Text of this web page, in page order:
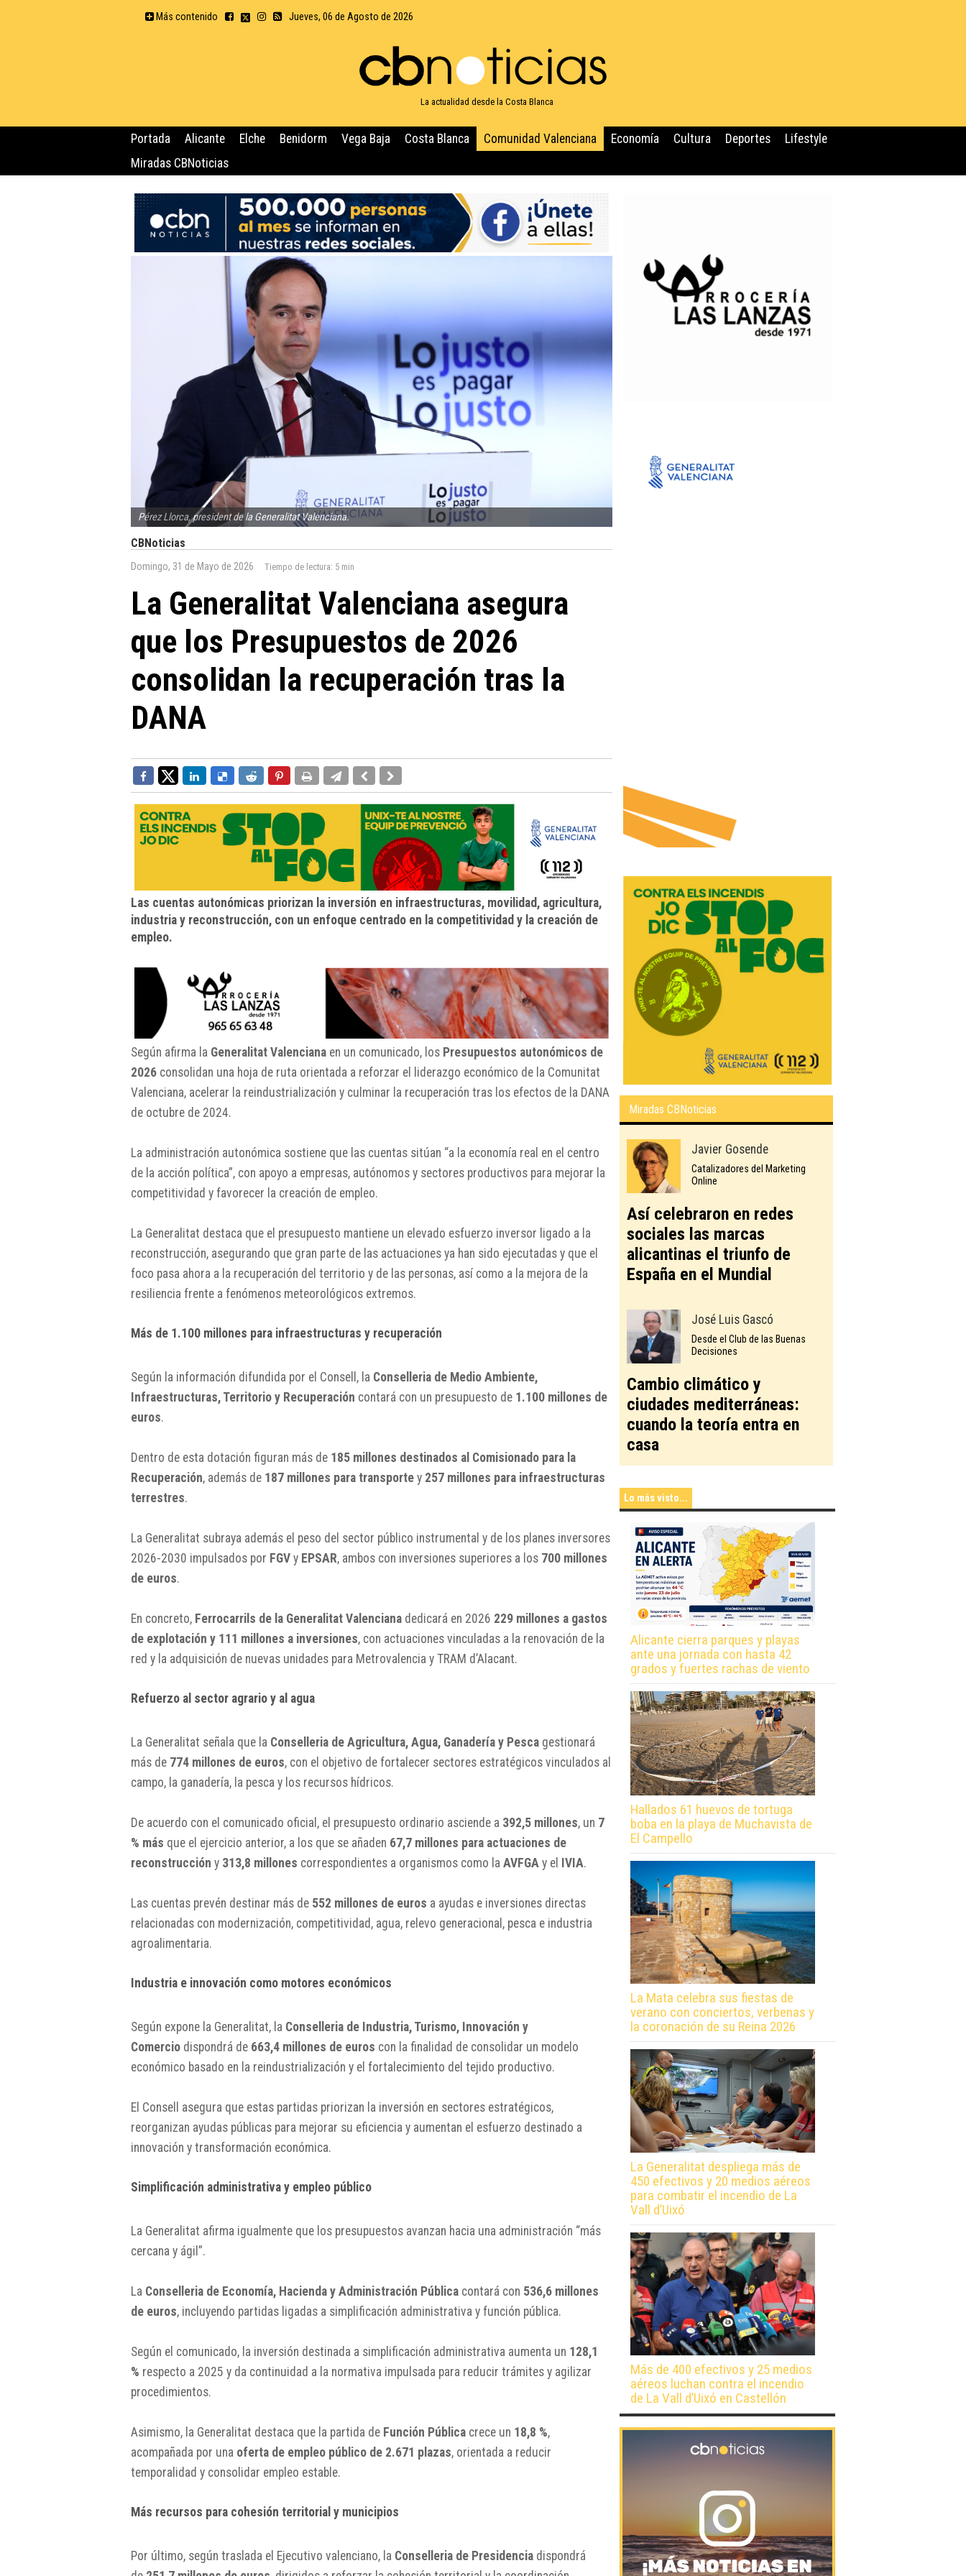
Más contenido Jueves, 06 de Agosto de 2026
La actualidad desde la Costa Blanca
Portada Alicante Elche Benidorm Vega Baja Costa Blanca Comunidad Valenciana Economía Cultura Deportes
Lifestyle
Miradas CBNoticias
Pérez Llorca, president de la Generalitat Valenciana.
CBNoticias
Domingo, 31 de Mayo de 2026 Tiempo de lectura: 5 min
La Generalitat Valenciana asegura
que los Presupuestos de 2026
consolidan la recuperación tras la
DANA
Las cuentas autonómicas priorizan la inversión en infraestructuras, movilidad, agricultura,
industria y reconstrucción, con un enfoque centrado en la competitividad y la creación de
empleo.
Según afirma la Generalitat Valenciana en un comunicado, los Presupuestos autonómicos de
2026 consolidan una hoja de ruta orientada a reforzar el liderazgo económico de la Comunitat
Valenciana, acelerar la reindustrialización y culminar la recuperación tras los efectos de la DANA
de octubre de 2024.
La administración autonómica sostiene que las cuentas sitúan “a la economía real en el centro
de la acción política”, con apoyo a empresas, autónomos y sectores productivos para mejorar la
competitividad y favorecer la creación de empleo.
La Generalitat destaca que el presupuesto mantiene un elevado esfuerzo inversor ligado a la
reconstrucción, asegurando que gran parte de las actuaciones ya han sido ejecutadas y que el
foco pasa ahora a la recuperación del territorio y de las personas, así como a la mejora de la
resiliencia frente a fenómenos meteorológicos extremos.
Más de 1.100 millones para infraestructuras y recuperación
Según la información difundida por el Consell, la Conselleria de Medio Ambiente,
Infraestructuras, Territorio y Recuperación contará con un presupuesto de 1.100 millones de
euros.
Dentro de esta dotación figuran más de 185 millones destinados al Comisionado para la
Recuperación, además de 187 millones para transporte y 257 millones para infraestructuras
terrestres.
La Generalitat subraya además el peso del sector público instrumental y de los planes inversores
2026-2030 impulsados por FGV y EPSAR, ambos con inversiones superiores a los 700 millones
de euros.
En concreto, Ferrocarrils de la Generalitat Valenciana dedicará en 2026 229 millones a gastos
de explotación y 111 millones a inversiones, con actuaciones vinculadas a la renovación de la
red y la adquisición de nuevas unidades para Metrovalencia y TRAM d’Alacant.
Refuerzo al sector agrario y al agua
La Generalitat señala que la Conselleria de Agricultura, Agua, Ganadería y Pesca gestionará
más de 774 millones de euros, con el objetivo de fortalecer sectores estratégicos vinculados al
campo, la ganadería, la pesca y los recursos hídricos.
De acuerdo con el comunicado oficial, el presupuesto ordinario asciende a 392,5 millones, un 7
% más que el ejercicio anterior, a los que se añaden 67,7 millones para actuaciones de
reconstrucción y 313,8 millones correspondientes a organismos como la AVFGA y el IVIA.
Las cuentas prevén destinar más de 552 millones de euros a ayudas e inversiones directas
relacionadas con modernización, competitividad, agua, relevo generacional, pesca e industria
agroalimentaria.
Industria e innovación como motores económicos
Según expone la Generalitat, la Conselleria de Industria, Turismo, Innovación y
Comercio dispondrá de 663,4 millones de euros con la finalidad de consolidar un modelo
económico basado en la reindustrialización y el fortalecimiento del tejido productivo.
El Consell asegura que estas partidas priorizan la inversión en sectores estratégicos,
reorganizan ayudas públicas para mejorar su eficiencia y aumentan el esfuerzo destinado a
innovación y transformación económica.
Simplificación administrativa y empleo público
La Generalitat afirma igualmente que los presupuestos avanzan hacia una administración “más
cercana y ágil”.
La Conselleria de Economía, Hacienda y Administración Pública contará con 536,6 millones
de euros, incluyendo partidas ligadas a simplificación administrativa y función pública.
Según el comunicado, la inversión destinada a simplificación administrativa aumenta un 128,1
% respecto a 2025 y da continuidad a la normativa impulsada para reducir trámites y agilizar
procedimientos.
Asimismo, la Generalitat destaca que la partida de Función Pública crece un 18,8 %,
acompañada por una oferta de empleo público de 2.671 plazas, orientada a reducir
temporalidad y consolidar empleo estable.
Más recursos para cohesión territorial y municipios
Por último, según traslada el Ejecutivo valenciano, la Conselleria de Presidencia dispondrá
Miradas CBNoticias
Javier Gosende
Catalizadores del Marketing
Online
Así celebraron en redes
sociales las marcas
alicantinas el triunfo de
España en el Mundial
José Luis Gascó
Desde el Club de las Buenas
Decisiones
Cambio climático y
ciudades mediterráneas:
cuando la teoría entra en
casa
Lo más visto...
Alicante cierra parques y playas
ante una jornada con hasta 42
grados y fuertes rachas de viento
Hallados 61 huevos de tortuga
boba en la playa de Muchavista de
El Campello
La Mata celebra sus fiestas de
verano con conciertos, verbenas y
la coronación de su Reina 2026
La Generalitat despliega más de
450 efectivos y 20 medios aéreos
para combatir el incendio de La
Vall d’Uixó
Más de 400 efectivos y 25 medios
aéreos luchan contra el incendio
de La Vall d’Uixó en Castellón